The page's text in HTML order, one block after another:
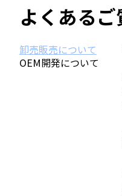
よくあるご
卸売販売について
OEM開発について